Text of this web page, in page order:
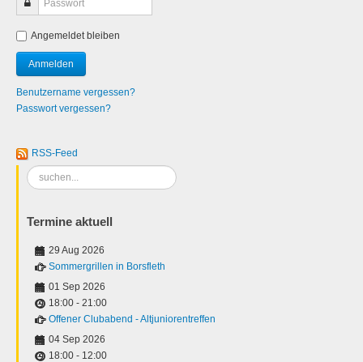
Angemeldet bleiben
Benutzername vergessen?
Passwort vergessen?
RSS-Feed
Suchen
...
Termine aktuell
29 Aug 2026
Sommergrillen in Borsfleth
01 Sep 2026
18:00 - 21:00
Offener Clubabend - Altjuniorentreffen
04 Sep 2026
18:00 - 12:00